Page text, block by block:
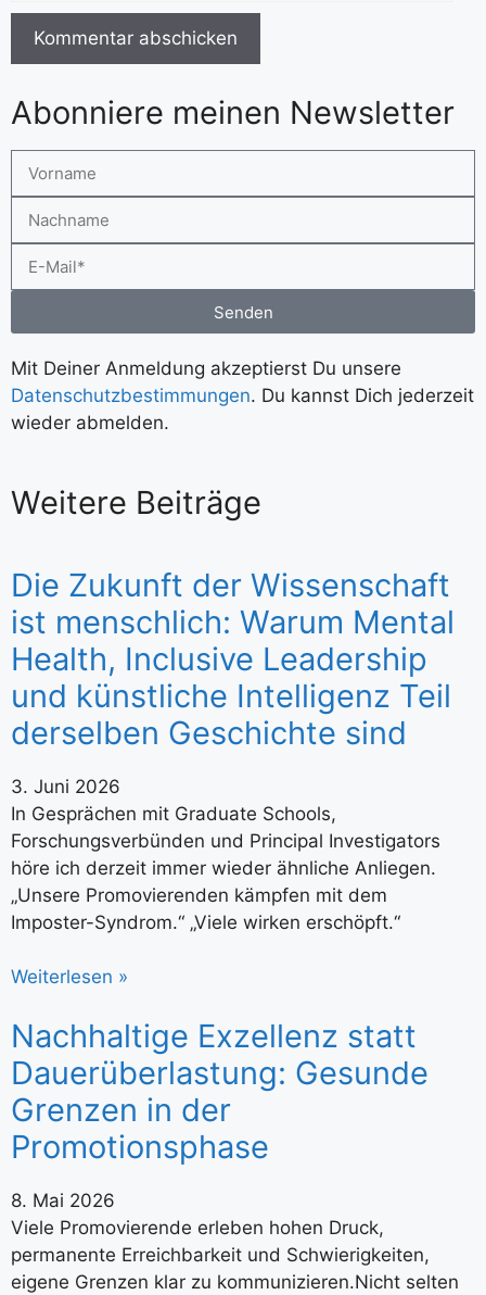
Abonniere meinen Newsletter
Senden
Mit Deiner Anmeldung akzeptierst Du unsere
Datenschutzbestimmungen. Du kannst Dich jederzeit
wieder abmelden.
Weitere Beiträge
Die Zukunft der Wissenschaft
ist menschlich: Warum Mental
Health, Inclusive Leadership
und künstliche Intelligenz Teil
derselben Geschichte sind
3. Juni 2026
In Gesprächen mit Graduate Schools,
Forschungsverbünden und Principal Investigators
höre ich derzeit immer wieder ähnliche Anliegen.
„Unsere Promovierenden kämpfen mit dem
Imposter-Syndrom.“ „Viele wirken erschöpft.“
Weiterlesen »
Nachhaltige Exzellenz statt
Dauerüberlastung: Gesunde
Grenzen in der
Promotionsphase
8. Mai 2026
Viele Promovierende erleben hohen Druck,
permanente Erreichbarkeit und Schwierigkeiten,
eigene Grenzen klar zu kommunizieren.Nicht selten